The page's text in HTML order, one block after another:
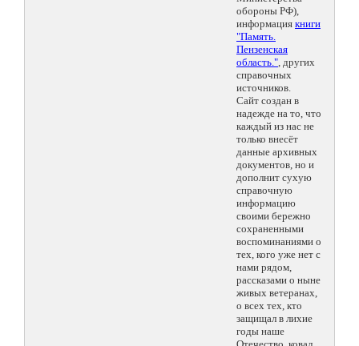
обороны РФ),
информация книги
"Память.
Пензенская
область.", других
справочных
источников.
Сайт создан в
надежде на то, что
каждый из нас не
только внесёт
данные архивных
документов, но и
дополнит сухую
справочную
информацию
своими бережно
сохраненными
воспоминаниями о
тех, кого уже нет с
нами рядом,
рассказами о ныне
живых ветеранах,
о всех тех, кто
защищал в лихие
годы наше